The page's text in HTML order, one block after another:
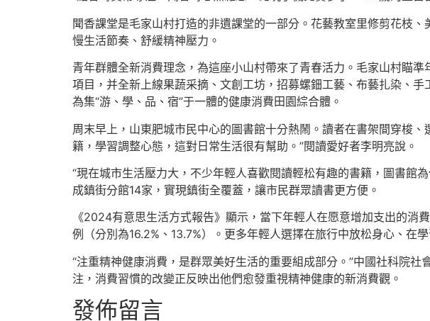
聞香課堂是毛家山村打造的非遺課堂的一部分。花藝教室里修剪花枝
慢生活節奏、舒緩精神壓力。
青年群體全新消費理念，為這座小山村帶來了青春活力。毛家山村瞄
項目，并全新上線果蔬采摘、文創工坊，招募螺鈿工藝、布藝扎染、
為集“游、學、品、宿”于一體的健康消費田園綜合體。
周末早上，山東肥城市民中心的圖書館十分熱鬧。讀者在書架間穿梭
籍，學習調整心態，這對日常生活很有幫助。”閱讀愛好者李明亮說。
“現在城市生活壓力大，不少年輕人喜歡閱讀輕松有趣的書籍，圖書館
成鎮街分館14家，實現鎮街全覆蓋，讓市民群眾讀書更方便。
《2024有意思生活方式報告》顯示，當下年輕人在愿意增加支出的
例（分別為16.2%、13.7%）。更多年輕人選擇在旅行中放松身心、在
“注重精神健康消費，是群眾美好生活的重要組成部分。”中國社科院
注，消費習慣的改變正反映出他們愈發重視精神健康的新消費觀。
發佈留言